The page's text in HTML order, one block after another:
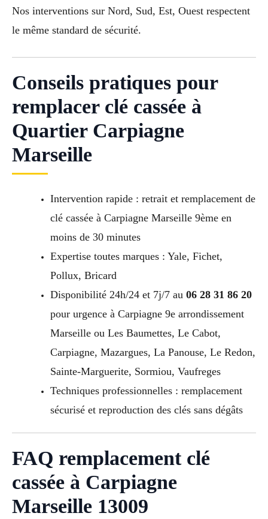
Nos interventions sur Nord, Sud, Est, Ouest respectent
le même standard de sécurité.
Conseils pratiques pour
remplacer clé cassée à
Quartier Carpiagne
Marseille
Intervention rapide : retrait et remplacement de
clé cassée à Carpiagne Marseille 9ème en
moins de 30 minutes
Expertise toutes marques : Yale, Fichet,
Pollux, Bricard
Disponibilité 24h/24 et 7j/7 au 06 28 31 86 20
pour urgence à Carpiagne 9e arrondissement
Marseille ou Les Baumettes, Le Cabot,
Carpiagne, Mazargues, La Panouse, Le Redon,
Sainte-Marguerite, Sormiou, Vaufreges
Techniques professionnelles : remplacement
sécurisé et reproduction des clés sans dégâts
FAQ remplacement clé
cassée à Carpiagne
Marseille 13009